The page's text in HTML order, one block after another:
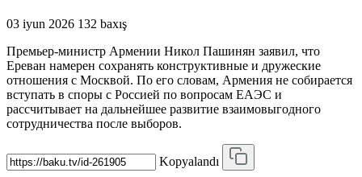
03 iyun 2026 132 baxış
Премьер-министр Армении Никол Пашинян заявил, что
Ереван намерен сохранять конструктивные и дружеские
отношения с Москвой. По его словам, Армения не собирается
вступать в споры с Россией по вопросам ЕАЭС и
рассчитывает на дальнейшее развитие взаимовыгодного
сотрудничества после выборов.
Kopyalandı